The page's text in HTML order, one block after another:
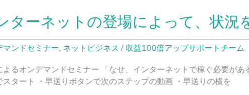
ターネットの登場によって、状況
マンドセミナー, ネットビジネス / 収益100倍アップサポートチーム
よるオンデマンドセミナー 「なせ、インターネットで稼ぐ必要が
スタート ・早送りボタンで次のステップの動画 ・早送りの横を